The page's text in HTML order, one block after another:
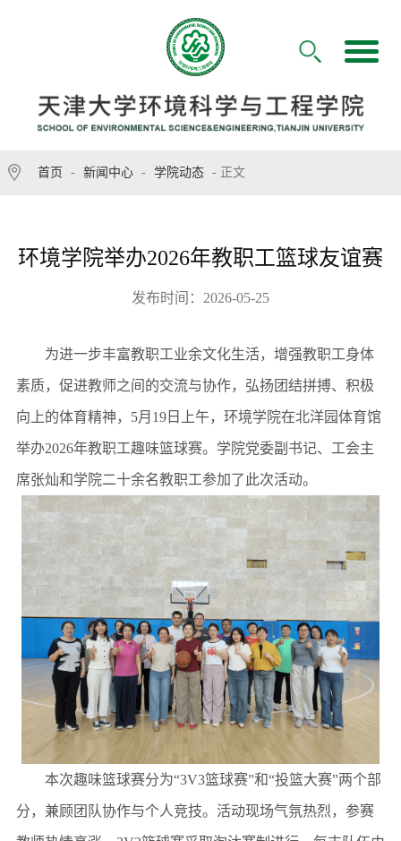
首页 - 新闻中心 - 学院动态 - 正文
环境学院举办2026年教职工篮球友谊赛
发布时间：2026-05-25
为进一步丰富教职工业余文化生活，增强教职工身体
素质，促进教师之间的交流与协作，弘扬团结拼搏、积极
向上的体育精神， 5月19日上午，环境学院在北洋园体育馆
举办2026年教职工趣味篮球赛。学院党委副书记、工会主
席张灿和学院二十余名教职工参加了此次活动。
本次趣味篮球赛分为“3V3篮球赛”和“投篮大赛”两个部
分，兼顾团队协作与个人竞技。活动现场气氛热烈，参赛